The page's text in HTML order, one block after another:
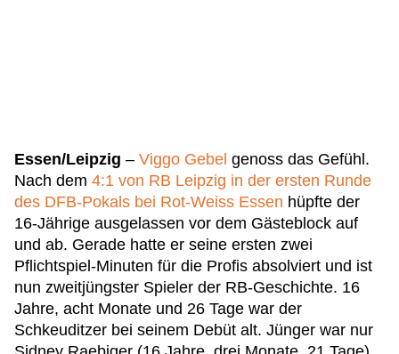
Essen/Leipzig – Viggo Gebel genoss das Gefühl.
Nach dem 4:1 von RB Leipzig in der ersten Runde
des DFB-Pokals bei Rot-Weiss Essen hüpfte der
16-Jährige ausgelassen vor dem Gästeblock auf
und ab. Gerade hatte er seine ersten zwei
Pflichtspiel-Minuten für die Profis absolviert und ist
nun zweitjüngster Spieler der RB-Geschichte. 16
Jahre, acht Monate und 26 Tage war der
Schkeuditzer bei seinem Debüt alt. Jünger war nur